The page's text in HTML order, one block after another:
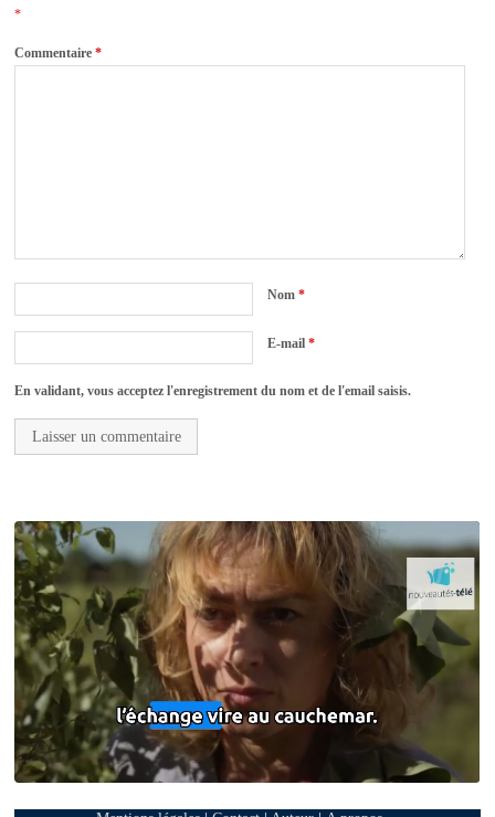
*
Commentaire*
Nom*
E-mail*
En validant, vous acceptez l'enregistrement du nom et de l'email saisis.